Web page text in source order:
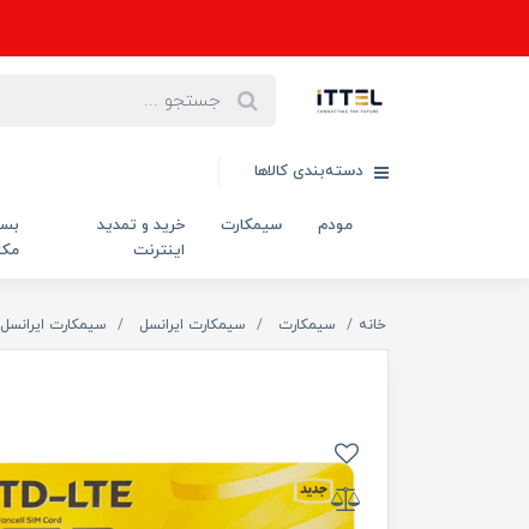
دسته‌بندی کالاها
مودم سیمکارت
خرید و تمدید
اینترنت
خانه سیمکارت سیمکارت ایرانسل سیمکارت ایرانسل TD-LTE